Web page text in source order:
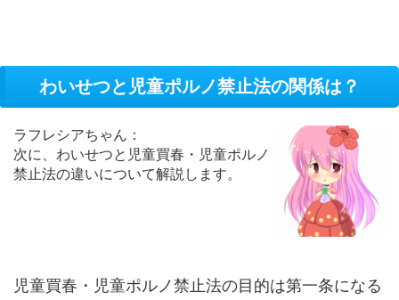
わいせつと児童ポルノ禁止法の関係は？
ラフレシアちゃん：
次に、わいせつと児童買春・児童ポルノ
禁止法の違いについて解説します。
児童買春・児童ポルノ禁止法の目的は第一条になる